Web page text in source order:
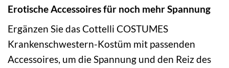
Erotische Accessoires für noch mehr Spannung
Ergänzen Sie das Cottelli COSTUMES
Krankenschwestern-Kostüm mit passenden
Accessoires, um die Spannung und den Reiz des